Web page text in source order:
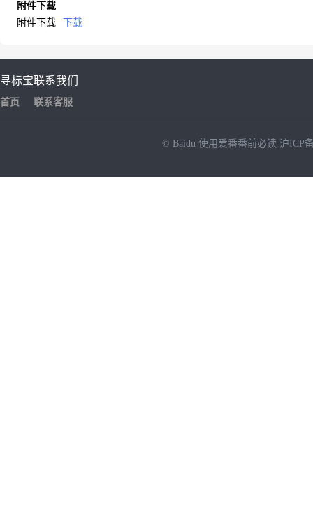
附件下载
附件下载
下载
寻标宝
首页
联系我们
联系客服
© Baidu 使用爱番番前必读 沪ICP